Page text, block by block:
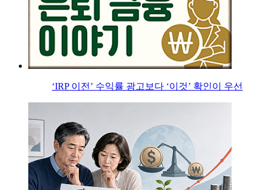
‘IRP 이전’ 수익률 광고보다 ‘이것’ 확인이 우선